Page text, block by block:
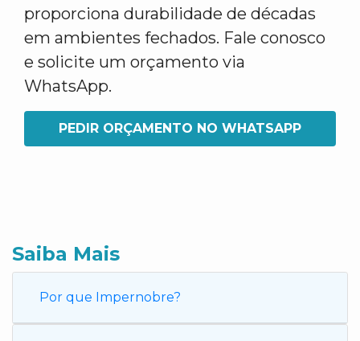
proporciona durabilidade de décadas
em ambientes fechados. Fale conosco
e solicite um orçamento via
WhatsApp.
PEDIR ORÇAMENTO NO WHATSAPP
Saiba Mais
Por que Impernobre?